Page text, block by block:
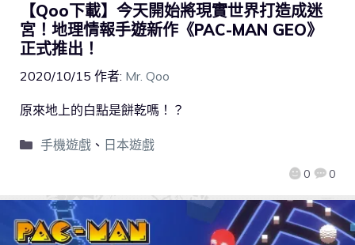
【Qoo下載】今天開始將現實世界打造成迷
宮！地理情報手遊新作《PAC-MAN GEO》
正式推出！
2020/10/15 作者: Mr. Qoo
0 0
原來地上的白點是餅乾嗎！？
手機遊戲、 日本遊戲